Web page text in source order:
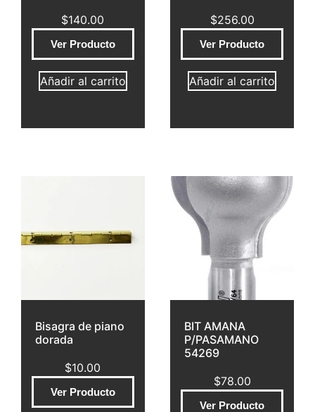
$140.00
Ver Producto
Añadir al carrito
$256.00
Ver Producto
Añadir al carrito
Bisagra de piano
dorada
$10.00
Ver Producto
BIT AMANA
P/PASAMANO
54269
$78.00
Ver Producto